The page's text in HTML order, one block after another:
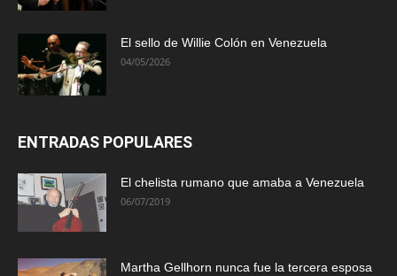
El sello de Willie Colón en Venezuela
04/05/2026
ENTRADAS POPULARES
El chelista rumano que amaba a Venezuela
06/07/2019
Martha Gellhorn nunca fue la tercera esposa